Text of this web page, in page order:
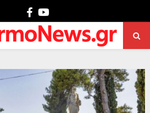
Facebook